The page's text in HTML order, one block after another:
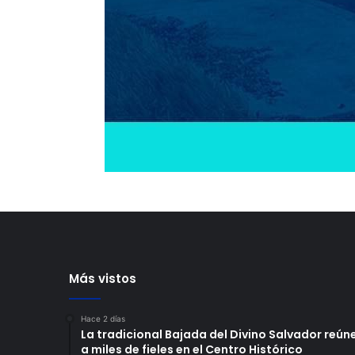
Más vistos
Hace 2 días
La tradicional Bajada del Divino Salvador
a miles de fieles en el Centro Histórico